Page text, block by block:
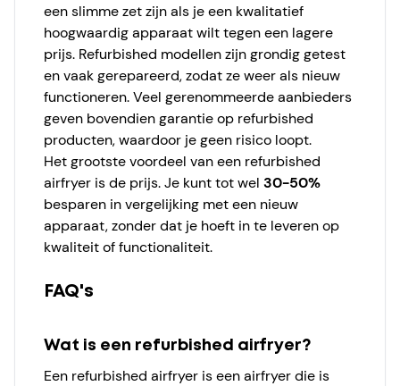
een slimme zet zijn als je een kwalitatief
hoogwaardig apparaat wilt tegen een lagere
prijs. Refurbished modellen zijn grondig getest
en vaak gerepareerd, zodat ze weer als nieuw
functioneren. Veel gerenommeerde aanbieders
geven bovendien garantie op refurbished
producten, waardoor je geen risico loopt.
Het grootste voordeel van een refurbished
airfryer is de prijs. Je kunt tot wel 30-50%
besparen in vergelijking met een nieuw
apparaat, zonder dat je hoeft in te leveren op
kwaliteit of functionaliteit.
FAQ's
Wat is een refurbished airfryer?
Een refurbished airfryer is een airfryer die is